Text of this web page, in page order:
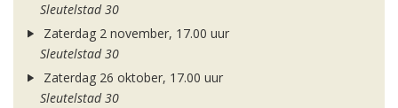
Sleutelstad 30
Zaterdag 2 november, 17.00 uur
Sleutelstad 30
Zaterdag 26 oktober, 17.00 uur
Sleutelstad 30